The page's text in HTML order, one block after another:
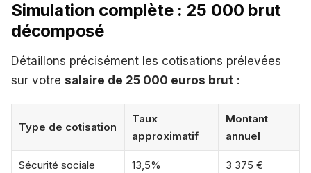
Simulation complète : 25 000 brut
décomposé
Détaillons précisément les cotisations prélevées
sur votre salaire de 25 000 euros brut :
Type de cotisation
Taux
approximatif
Montant
annuel
Sécurité sociale 13,5% 3 375 €